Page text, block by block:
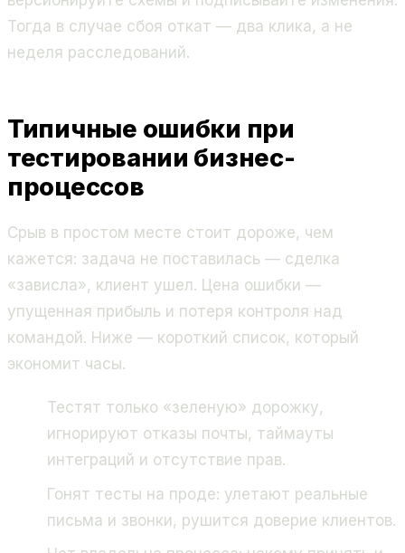
Тогда в случае сбоя откат — два клика, а не
неделя расследований.
Типичные ошибки при
тестировании бизнес-
процессов
Срыв в простом месте стоит дороже, чем
кажется: задача не поставилась — сделка
«зависла», клиент ушел. Цена ошибки —
упущенная прибыль и потеря контроля над
командой. Ниже — короткий список, который
экономит часы.
Тестят только «зеленую» дорожку,
игнорируют отказы почты, таймауты
интеграций и отсутствие прав.
Гонят тесты на проде: улетают реальные
письма и звонки, рушится доверие клиентов.